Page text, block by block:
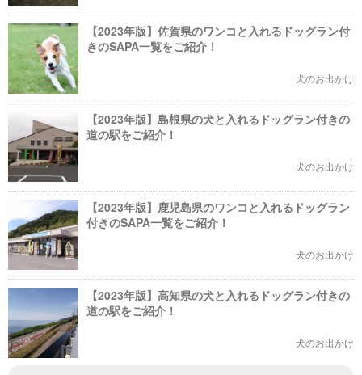
【2023年版】佐賀県のワンコと入れるドッグラン付
きのSAPA一覧をご紹介！
犬のお出かけ
【2023年版】島根県の犬と入れるドッグラン付きの
道の駅をご紹介！
犬のお出かけ
【2023年版】鹿児島県のワンコと入れるドッグラン
付きのSAPA一覧をご紹介！
犬のお出かけ
【2023年版】高知県の犬と入れるドッグラン付きの
道の駅をご紹介！
犬のお出かけ